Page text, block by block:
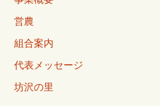
営農
組合案内
代表メッセージ
坊沢の里